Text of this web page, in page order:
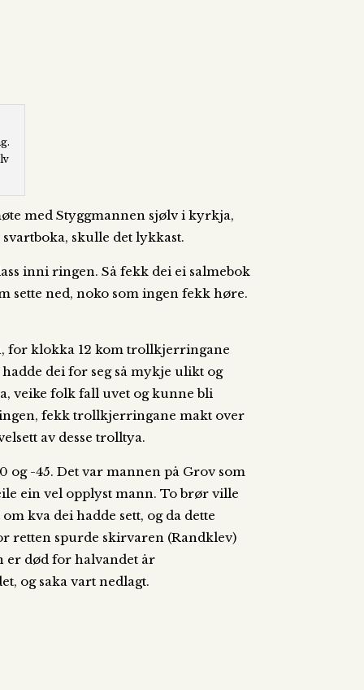
med Styggmannen sjølv i kyrkja,
skulle det lykkast.
inni ringen. Så fekk dei ei salmebok
sette ned, noko som ingen fekk høre.
for klokka 12 kom trollkjerringane
dei for seg så mykje ulikt og
veike folk fall uvet og kunne bli
fekk trollkjerringane makt over
av desse trolltya.
og -45. Det var mannen på Grov som
ein vel opplyst mann. To brør ville
kva dei hadde sett, og da dette
retten spurde skirvaren (Randklev)
er død for halvandet år
og saka vart nedlagt.